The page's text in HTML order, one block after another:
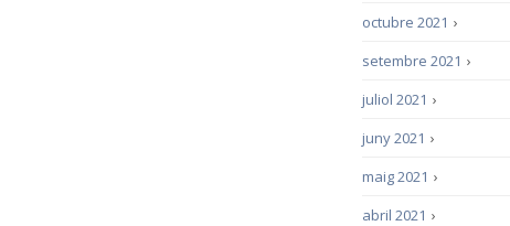
›
octubre 2021
›
setembre 2021
›
juliol 2021
›
juny 2021
›
maig 2021
›
abril 2021